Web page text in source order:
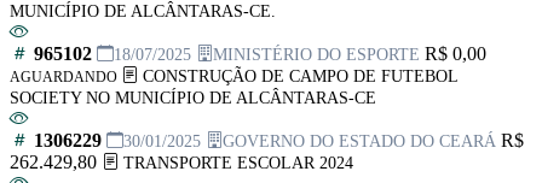
MUNICÍPIO DE ALCÂNTARAS-CE.
965102 18/07/2025 MINISTÉRIO DO ESPORTE R$ 0,00
AGUARDANDO
CONSTRUÇÃO DE CAMPO DE FUTEBOL
SOCIETY NO MUNICÍPIO DE ALCÂNTARAS-CE
1306229 30/01/2025 GOVERNO DO ESTADO DO CEARÁ R$
262.429,80
TRANSPORTE ESCOLAR 2024